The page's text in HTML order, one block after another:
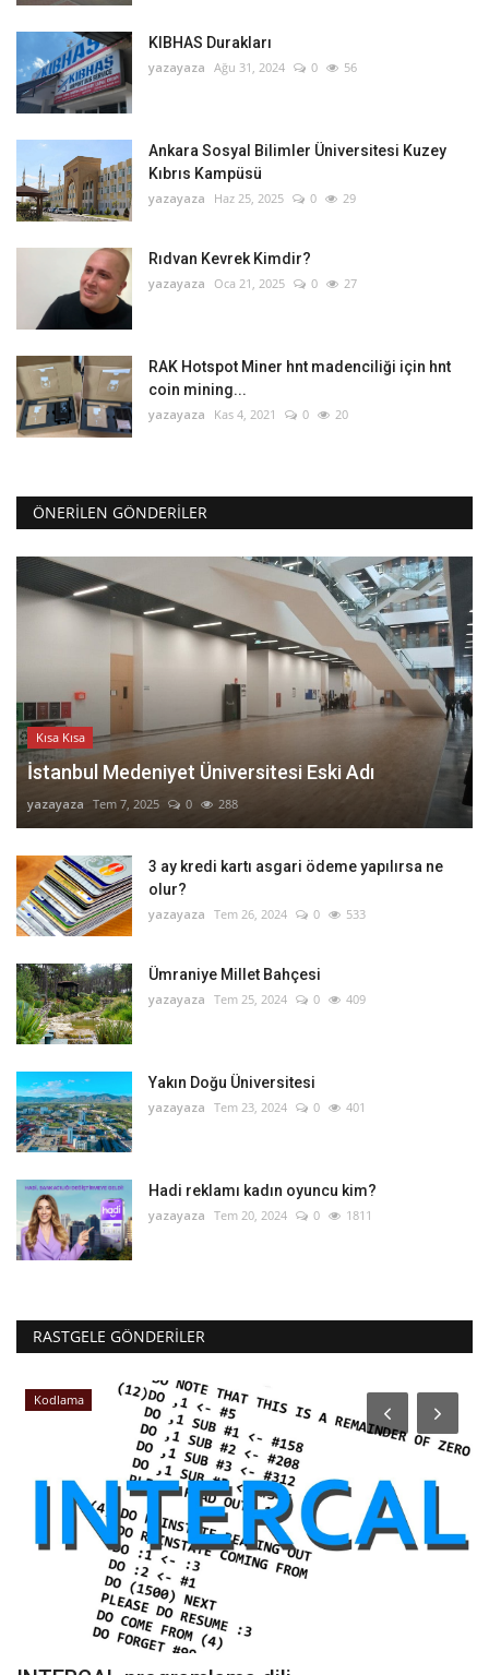
KIBHAS Durakları
yazayaza Ağu 31, 2024 0 56
Ankara Sosyal Bilimler Üniversitesi Kuzey
Kıbrıs Kampüsü
yazayaza Haz 25, 2025 0 29
Rıdvan Kevrek Kimdir?
yazayaza Oca 21, 2025 0 27
RAK Hotspot Miner hnt madenciliği için hnt
coin mining...
yazayaza Kas 4, 2021 0 20
ÖNERILEN GÖNDERILER
Kısa Kısa
İstanbul Medeniyet Üniversitesi Eski Adı
yazayaza Tem 7, 2025 0 288
3 ay kredi kartı asgari ödeme yapılırsa ne
olur?
yazayaza Tem 26, 2024 0 533
Ümraniye Millet Bahçesi
yazayaza Tem 25, 2024 0 409
Yakın Doğu Üniversitesi
yazayaza Tem 23, 2024 0 401
Hadi reklamı kadın oyuncu kim?
yazayaza Tem 20, 2024 0 1811
RASTGELE GÖNDERILER
Kodlama